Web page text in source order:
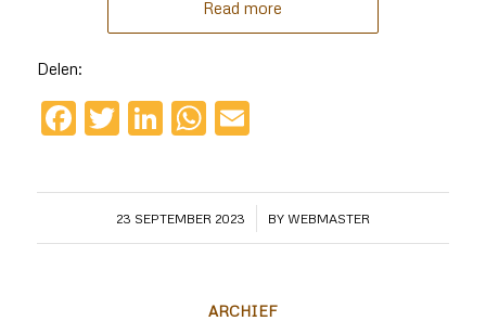
Read more
Delen:
Facebook
Twitter
LinkedIn
WhatsApp
Email
23 SEPTEMBER 2023
/ BY WEBMASTER
ARCHIEF